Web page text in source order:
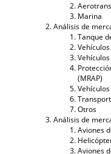
Marina
Análisis de
Tanque
(MRAP)
Otros
Análisis de
Aviones
Aviones